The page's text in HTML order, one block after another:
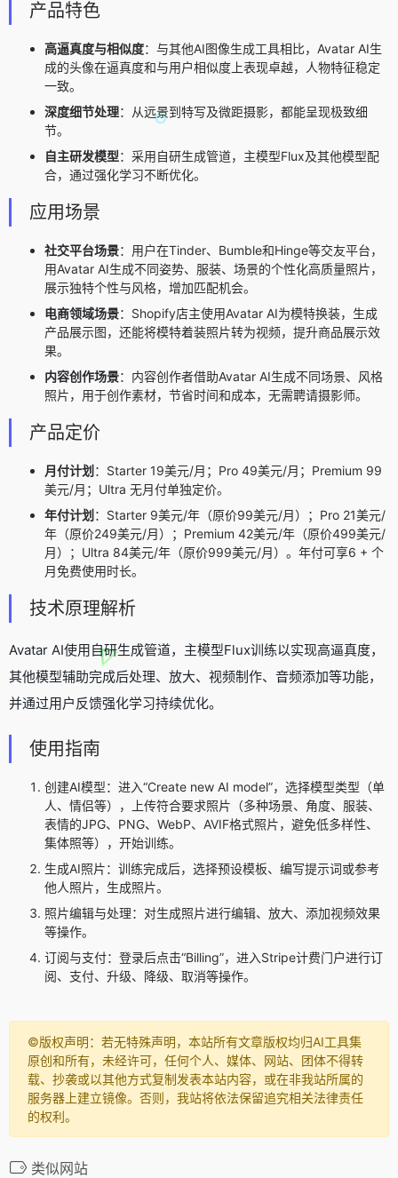
产品特色
高逼真度与相似度：与其他AI图像生成工具相比，Avatar AI生
成的头像在逼真度和与用户相似度上表现卓越，人物特征稳定
一致。
深度细节处理：从远景到特写及微距摄影，都能呈现极致细
节。
自主研发模型：采用自研生成管道，主模型Flux及其他模型配
合，通过强化学习不断优化。
应用场景
社交平台场景：用户在Tinder、Bumble和Hinge等交友平台，
用Avatar AI生成不同姿势、服装、场景的个性化高质量照片，
展示独特个性与风格，增加匹配机会。
电商领域场景：Shopify店主使用Avatar AI为模特换装，生成
产品展示图，还能将模特着装照片转为视频，提升商品展示效
果。
内容创作场景：内容创作者借助Avatar AI生成不同场景、风格
照片，用于创作素材，节省时间和成本，无需聘请摄影师。
产品定价
月付计划 ：Starter 19美元/月；Pro 49美元/月；Premium 99
美元/月；Ultra 无月付单独定价。
年付计划 ：Starter 9美元/年（原价99美元/月）；Pro 21美元/
年（原价249美元/月）；Premium 42美元/年（原价499美元/
月）；Ultra 84美元/年（原价999美元/月）。年付可享6 + 个
月免费使用时长。
技术原理解析
Avatar AI使用自研生成管道，主模型Flux训练以实现高逼真度，
其他模型辅助完成后处理、放大、视频制作、音频添加等功能，
并通过用户反馈强化学习持续优化。
使用指南
创建AI模型：进入“Create new AI model”，选择模型类型（单
人、情侣等），上传符合要求照片（多种场景、角度、服装、
表情的JPG、PNG、WebP、AVIF格式照片，避免低多样性、
集体照等），开始训练。
生成AI照片：训练完成后，选择预设模板、编写提示词或参考
他人照片，生成照片。
照片编辑与处理：对生成照片进行编辑、放大、添加视频效果
等操作。
订阅与支付：登录后点击“Billing”，进入Stripe计费门户进行订
阅、支付、升级、降级、取消等操作。
©️版权声明：若无特殊声明，本站所有文章版权均归AI工具集
原创和所有，未经许可，任何个人、媒体、网站、团体不得转
载、抄袭或以其他方式复制发表本站内容，或在非我站所属的
服务器上建立镜像。否则，我站将依法保留追究相关法律责任
的权利。
类似网站